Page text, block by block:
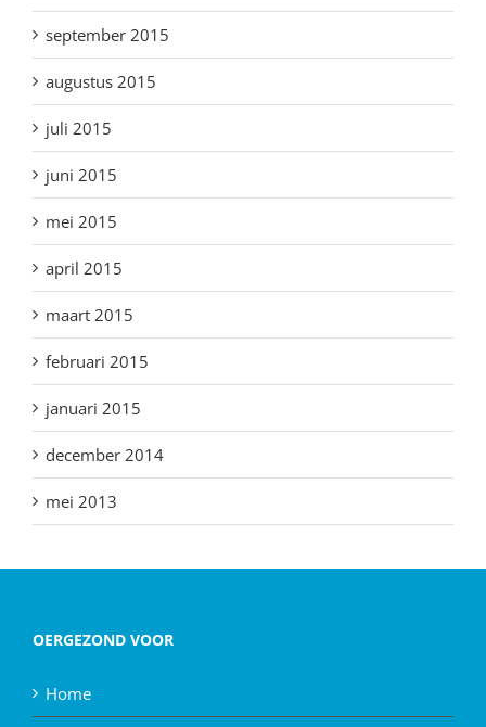
september 2015
augustus 2015
juli 2015
juni 2015
mei 2015
april 2015
maart 2015
februari 2015
januari 2015
december 2014
mei 2013
OERGEZOND VOOR
Home